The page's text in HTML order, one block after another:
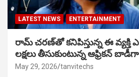
LATEST NEWS ENTERTAINMENT
రామ్ చరణ్‌తో కనిపిస్తున్న ఈ వ్యక్తి
లక్షలు తీసుకుంటున్న ఆఫ్రికన్
May 29, 2026 tanvitechs